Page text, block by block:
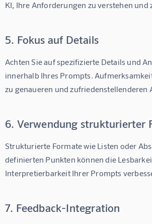
KI, Ihre Anforderungen zu verstehen und
5. Fokus auf Details
Achten Sie auf spezifizierte Details und
innerhalb Ihres Prompts.
zu genaueren und zufriedenstellenderen
6. Verwendung strukturierter
Strukturierte Formate wie Listen oder
definierten Punkten können die
Interpretierbarkeit Ihrer Prompts
7. Feedback-Integration